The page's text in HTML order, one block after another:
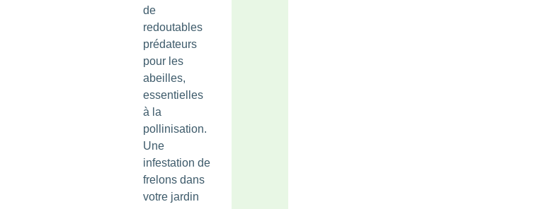
de
redoutables
prédateurs
pour les
abeilles,
essentielles
à la
pollinisation.
Une
infestation de
frelons dans
votre jardin